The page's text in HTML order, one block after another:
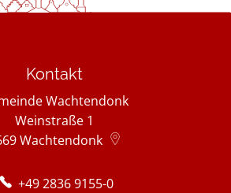
Kontakt
Wachtendonk
Weinstraße 1
Wachtendonk
+49 2836 9155-0